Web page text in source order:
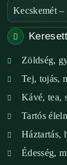
Kecskemét
Verőce –
XI. ker. –
XIX. ker. –
XVIII. ker.
Zöldség,
Tej, tojás,
Kávé, tea,
Tartós
Háztartás,
Édesség,